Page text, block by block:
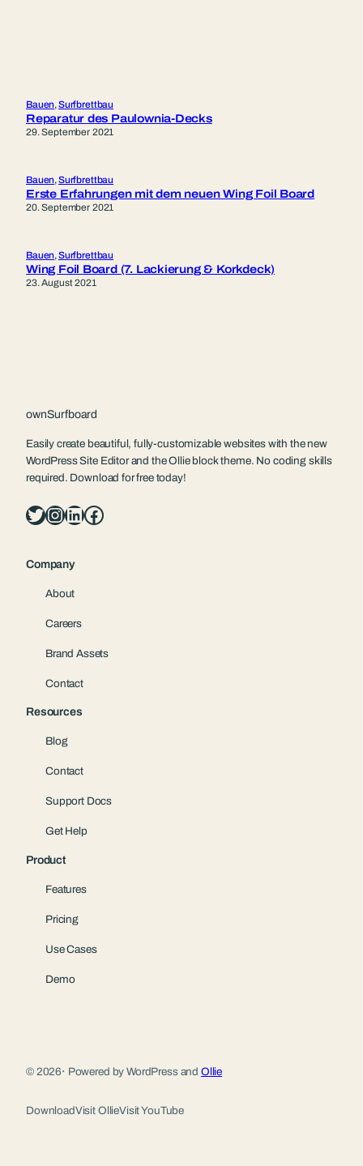
Bauen, Surfbrettbau
Reparatur des Paulownia-Decks
29. September 2021
Bauen, Surfbrettbau
Erste Erfahrungen mit dem neuen Wing Foil Board
20. September 2021
Bauen, Surfbrettbau
Wing Foil Board (7. Lackierung & Korkdeck)
23. August 2021
ownSurfboard
Easily create beautiful, fully-customizable websites with the new
WordPress Site Editor and the Ollie block theme. No coding skills
required. Download for free today!
Twitter InstagramLinkedIn Facebook
Company
About
Careers
Brand Assets
Contact
Resources
Blog
Contact
Support Docs
Get Help
Product
Features
Pricing
Use Cases
Demo
© 2026· Powered by WordPress and Ollie
DownloadVisit OllieVisit YouTube